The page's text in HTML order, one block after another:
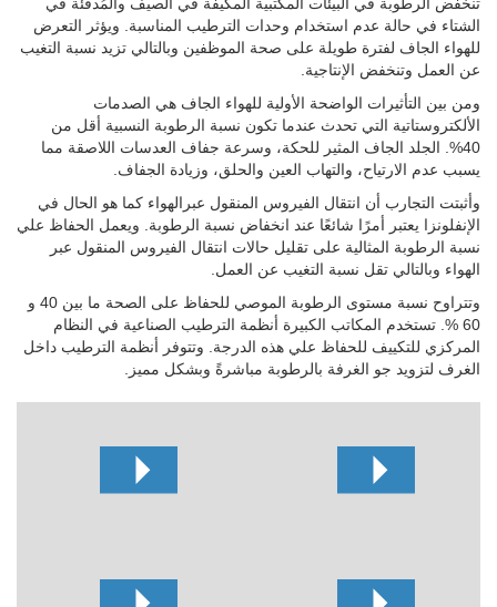
الشتاء في حالة عدم استخدام وحدات الترطيب المناسبة. ويؤثر التعرض
للهواء الجاف لفترة طويلة على صحة الموظفين وبالتالي تزيد نسبة التغيب
عن العمل وتنخفض الإنتاجية.
ومن بين التأثيرات الواضحة الأولية للهواء الجاف هي الصدمات
الألكتروستاتية التي تحدث عندما تكون نسبة الرطوبة النسبية أقل من
40%.
الجلد الجاف المثير للحكة، وسرعة جفاف العدسات اللاصقة مما
يسبب عدم الارتياح، والتهاب العين والحلق، وزيادة الجفاف.
وأثبتت التجارب أن انتقال الفيروس المنقول عبرالهواء كما هو الحال في
الإنفلونزا يعتبر أمرًا شائعًا عند انخفاض نسبة الرطوبة. ويعمل الحفاظ علي
نسبة الرطوبة المثالية على تقليل حالات انتقال الفيروس المنقول عبر
الهواء وبالتالي تقل نسبة التغيب عن العمل.
وتتراوح نسبة مستوى الرطوبة الموصي للحفاظ على الصحة ما بين 40 و
60 %. تستخدم المكاتب الكبيرة أنظمة الترطيب الصناعية في النظام
المركزي للتكييف للحفاظ علي هذه الدرجة. وتتوفر أنظمة الترطيب داخل
الغرف لتزويد جو الغرفة بالرطوبة مباشرةً وبشكل مميز.